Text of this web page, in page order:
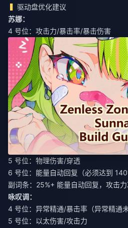
驱动盘优化建议
苏娜：
4 号位：攻击力/暴击率/暴击伤害
5 号位：物理伤害/穿透
6 号位：能量自动回复（必须达到
副词条：25%+ 能量自动回复，攻击力
咏叹调：
4 号位：异常精通/暴击率（异常精通
5 号位：以太伤害/攻击力